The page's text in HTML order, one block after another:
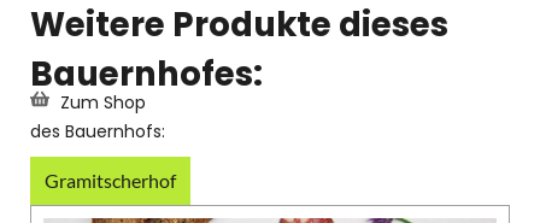
Weitere Produkte dieses
Bauernhofes:
Zum Shop
des Bauernhofs:
Gramitscherhof